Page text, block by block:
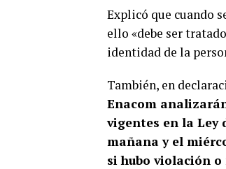
Explicó que cuando
ello «debe ser
identidad de la
También, en
Enacom
vigentes en la Ley
mañana y el
si hubo violación